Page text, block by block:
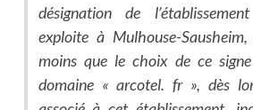
désignation de
exploite à Mulhouse-
moins que le choix de ce
domaine « arcotel. fr », dès